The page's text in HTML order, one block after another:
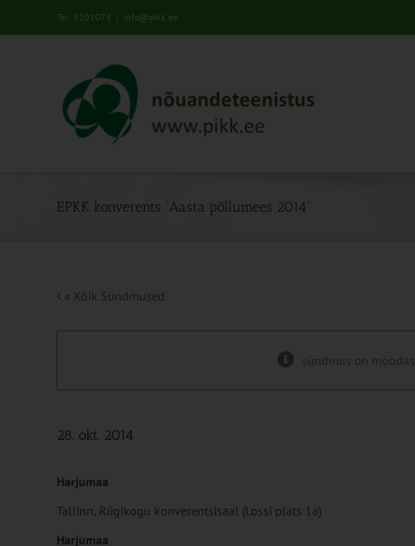
Tel: 5201078 | info@pikk.ee
EPKK konverents “Aasta põllumees 2014”
« Kõik Sündmused
sündmus on möödas
28. okt. 2014
Harjumaa
Tallinn, Riigikogu konverentsisaal (Lossi plats 1a)
Harjumaa